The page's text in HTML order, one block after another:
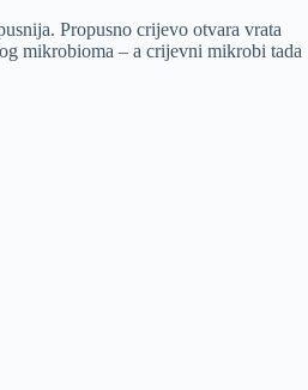
Propusno crijevo otvara vrata
mikrobioma – a crijevni mikrobi tada